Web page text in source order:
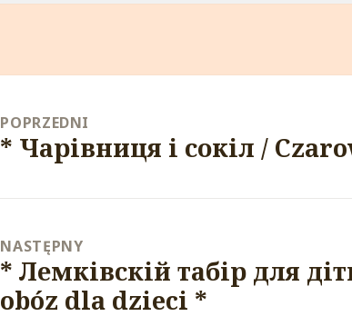
POPRZEDNI
Poprzedni
* Чарівниця і сокіл /
NASTĘPNY
Następny
wpis:
* Лемківскій табір для
obóz dla dzieci *